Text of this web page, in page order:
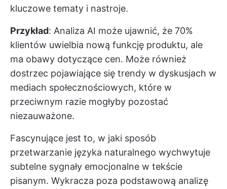
kluczowe tematy i nastroje.
Przykład: Analiza AI może ujawnić, że 70%
klientów uwielbia nową funkcję produktu, ale
ma obawy dotyczące cen. Może również
dostrzec pojawiające się trendy w dyskusjach w
mediach społecznościowych, które w
przeciwnym razie mogłyby pozostać
niezauważone.
Fascynujące jest to, w jaki sposób
przetwarzanie języka naturalnego wychwytuje
subtelne sygnały emocjonalne w tekście
pisanym. Wykracza poza podstawową analizę